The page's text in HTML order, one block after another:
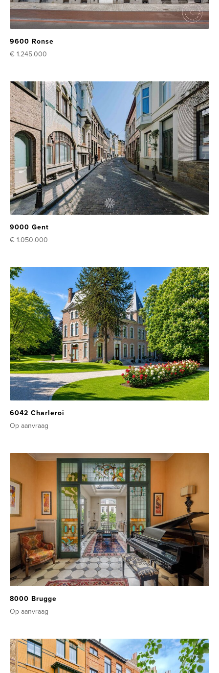
9600 Ronse
€ 1.245.000
9000 Gent
€ 1.050.000
6042 Charleroi
Op aanvraag
8000 Brugge
Op aanvraag